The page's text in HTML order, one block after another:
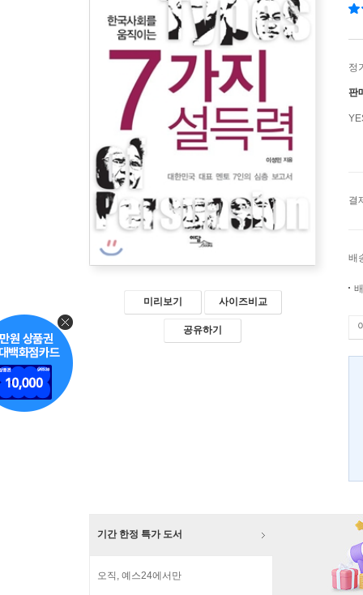
미리보기 사이즈비교
공유하기
정
판
결
배
기간 한정 특가 도서
오직, 예스24에서만